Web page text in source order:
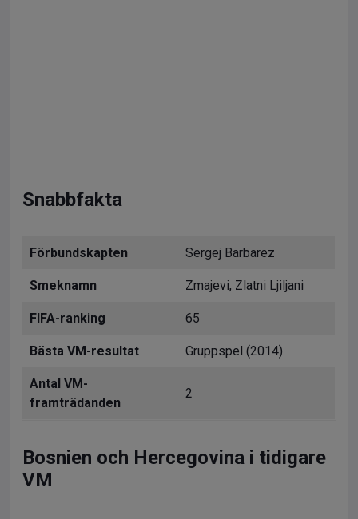
Snabbfakta
Förbundskapten Sergej Barbarez
Smeknamn Zmajevi, Zlatni Ljiljani
FIFA-ranking 65
Bästa VM-resultat Gruppspel (2014)
Antal VM-
framträdanden
2
Bosnien och Hercegovina i tidigare
VM